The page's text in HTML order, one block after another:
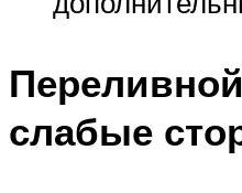
слабые